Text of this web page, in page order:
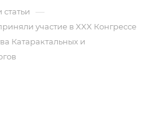
статьи —
участие в XXX Конгрессе
Катарактальных и